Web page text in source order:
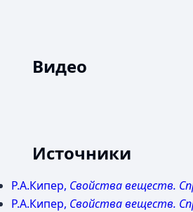
Видео
YouTube
Источники
Р.А.Кипер, Свойства веществ.
Р.А.Кипер, Свойства веществ.